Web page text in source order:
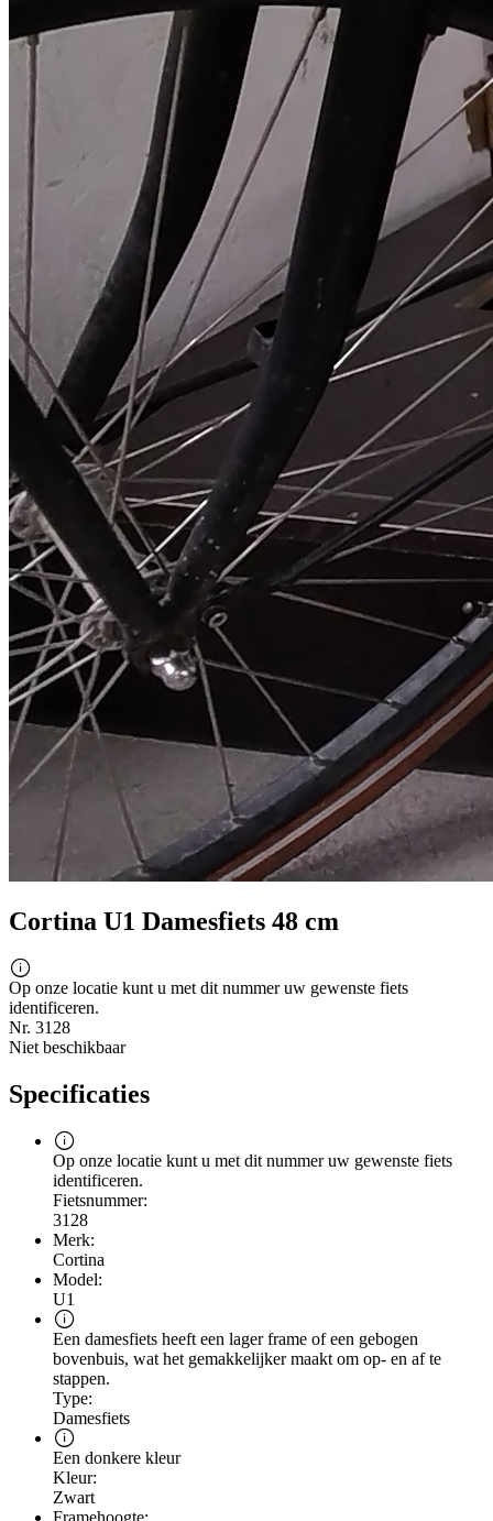
Cortina U1 Damesfiets 48 cm
Op onze locatie kunt u met dit nummer uw gewenste fiets
identificeren.
Nr. 3128
Niet beschikbaar
Specificaties
Op onze locatie kunt u met dit nummer uw gewenste fiets
identificeren.
Fietsnummer:
3128
Merk:
Cortina
Model:
U1
Een damesfiets heeft een lager frame of een gebogen
bovenbuis, wat het gemakkelijker maakt om op- en af te
stappen.
Type:
Damesfiets
Een donkere kleur
Kleur:
Zwart